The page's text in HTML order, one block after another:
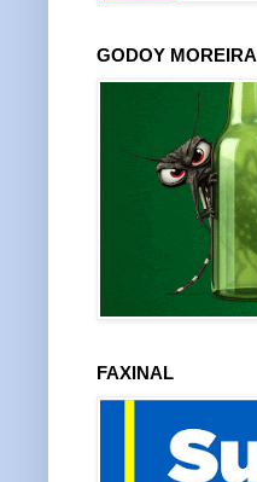
GODOY MOREIRA
FAXINAL